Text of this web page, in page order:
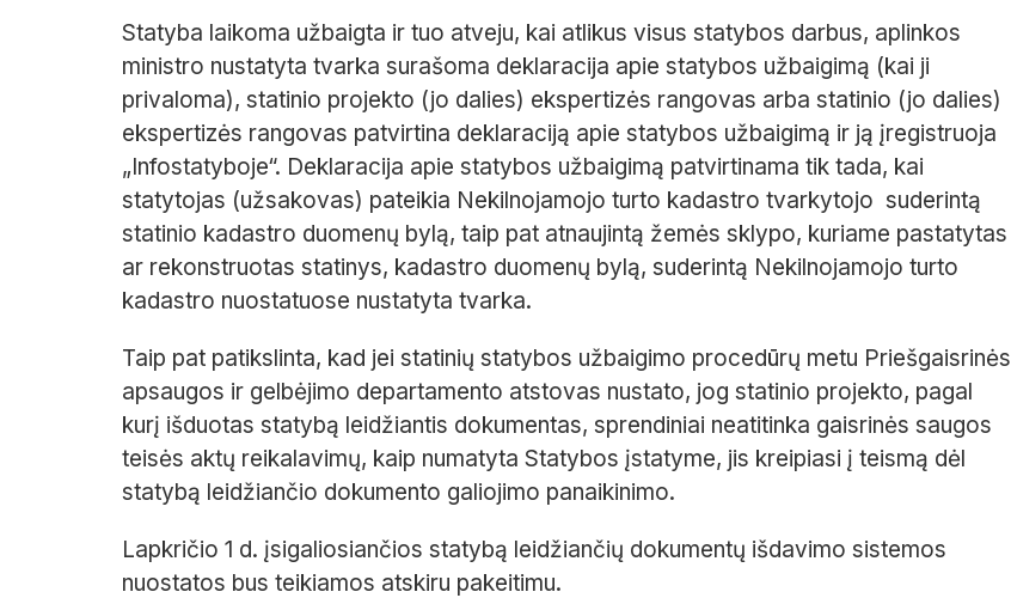
Statyba laikoma užbaigta ir tuo atveju, kai atlikus visus statybos darbus, aplinkos
ministro nustatyta tvarka surašoma deklaracija apie statybos užbaigimą (kai ji
privaloma), statinio projekto (jo dalies) ekspertizės rangovas arba statinio (jo dalies)
ekspertizės rangovas patvirtina deklaraciją apie statybos užbaigimą ir ją įregistruoja
„Infostatyboje“. Deklaracija apie statybos užbaigimą patvirtinama tik tada, kai
statytojas (užsakovas) pateikia Nekilnojamojo turto kadastro tvarkytojo suderintą
statinio kadastro duomenų bylą, taip pat atnaujintą žemės sklypo, kuriame pastatytas
ar rekonstruotas statinys, kadastro duomenų bylą, suderintą Nekilnojamojo turto
kadastro nuostatuose nustatyta tvarka.
Taip pat patikslinta, kad jei statinių statybos užbaigimo procedūrų metu Priešgaisrinės
apsaugos ir gelbėjimo departamento atstovas nustato, jog statinio projekto, pagal
kurį išduotas statybą leidžiantis dokumentas, sprendiniai neatitinka gaisrinės saugos
teisės aktų reikalavimų, kaip numatyta Statybos įstatyme, jis kreipiasi į teismą dėl
statybą leidžiančio dokumento galiojimo panaikinimo.
Lapkričio 1 d. įsigaliosiančios statybą leidžiančių dokumentų išdavimo sistemos
nuostatos bus teikiamos atskiru pakeitimu.